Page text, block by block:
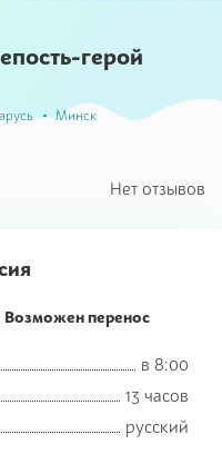
герой
Минск
Нет отзывов
Возможен перенос
в 8:00
13 часов
русский